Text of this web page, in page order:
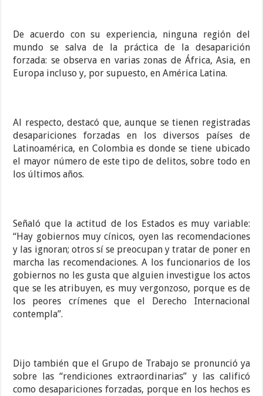
De acuerdo con su experiencia, ninguna región del
mundo se salva de la práctica de la desaparición
forzada: se observa en varias zonas de África, Asia, en
Europa incluso y, por supuesto, en América Latina.
Al respecto, destacó que, aunque se tienen registradas
desapariciones forzadas en los diversos países de
Latinoamérica, en Colombia es donde se tiene ubicado
el mayor número de este tipo de delitos, sobre todo en
los últimos años.
Señaló que la actitud de los Estados es muy variable:
“Hay gobiernos muy cínicos, oyen las recomendaciones
y las ignoran; otros sí se preocupan y tratar de poner en
marcha las recomendaciones. A los funcionarios de los
gobiernos no les gusta que alguien investigue los actos
que se les atribuyen, es muy vergonzoso, porque es de
los peores crímenes que el Derecho Internacional
contempla”.
Dijo también que el Grupo de Trabajo se pronunció ya
sobre las “rendiciones extraordinarias” y las calificó
como desapariciones forzadas, porque en los hechos es